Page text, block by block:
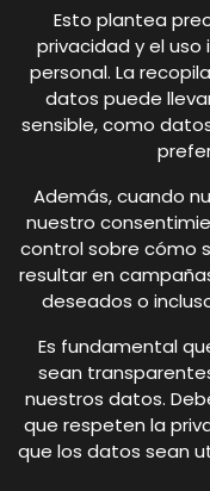
Esto plantea
privacidad y el
personal. La
datos puede
sensible, como
Además, cuando
nuestro
control sobre cómo
resultar en
deseados o
Es fundamental
sean
nuestros datos.
que respeten la
que los datos sean